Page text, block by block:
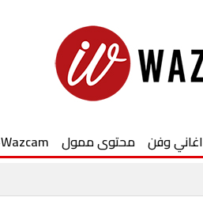
اغاني وفن محتوى ممول Wazcam++